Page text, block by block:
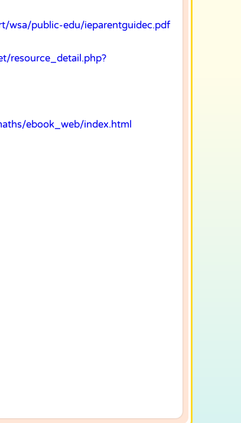
wsa/public-edu/ieparentguidec.pdf
resource_detail.php?
ebook_web/index.html